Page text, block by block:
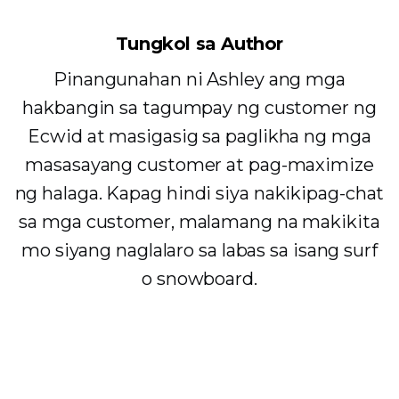
Tungkol sa Author
Pinangunahan ni Ashley ang mga
hakbangin sa tagumpay ng customer ng
Ecwid at masigasig sa paglikha ng mga
masasayang customer at pag-maximize
ng halaga. Kapag hindi siya nakikipag-chat
sa mga customer, malamang na makikita
mo siyang naglalaro sa labas sa isang surf
o snowboard.